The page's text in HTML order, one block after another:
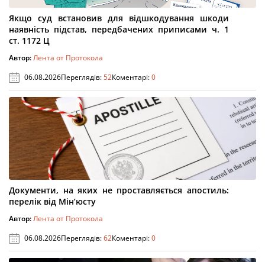
Якщо суд встановив для відшкодування шкоди
наявність підстав, передбачених приписами ч. 1
ст. 1172 Ц
Автор:Лента от Протокола
06.08.2026Переглядів:52Коментарі:0
Документи, на яких не проставляється апостиль:
перелік від Мін’юсту
Автор:Лента от Протокола
06.08.2026Переглядів:62Коментарі:0